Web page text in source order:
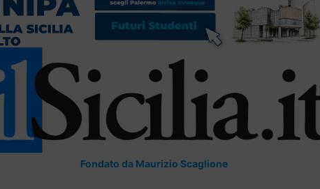
Fondato da Maurizio Scaglione